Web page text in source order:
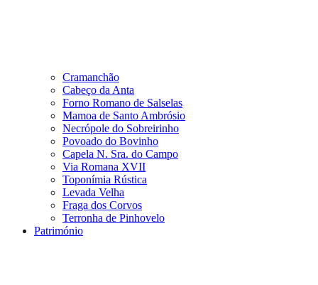
Cramanchão
Cabeço da Anta
Forno Romano de Salselas
Mamoa de Santo Ambrósio
Necrópole do Sobreirinho
Povoado do Bovinho
Capela N. Sra. do Campo
Via Romana XVII
Toponímia Rústica
Levada Velha
Fraga dos Corvos
Terronha de Pinhovelo
Património